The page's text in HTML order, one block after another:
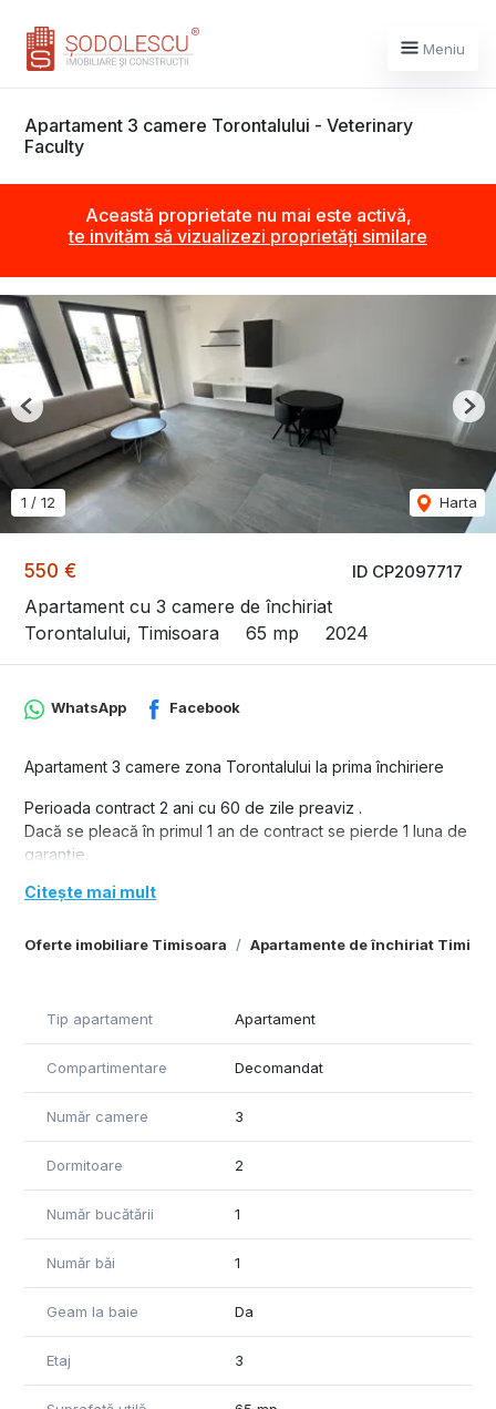
Meniu
Apartament 3 camere Torontalului - Veterinary
Faculty
Această proprietate nu mai este activă,
te invităm să vizualizezi proprietăți similare
ID CP2097717
550 €
Apartament cu 3 camere de închiriat
Torontalului, Timisoara
65 mp 2024
1 / 12 Harta
Previous
Oferte imobiliare Timisoara Apartamente de închiriat
WhatsApp Facebook
Apartament 3 camere zona Torontalului la prima închiriere
Perioada contract 2 ani cu 60 de zile preaviz .
Dacă se pleacă în primul 1 an de contract se pierde 1 luna de
garanție
La semnare se achita 2 luni garantie sau 3 luni garantie dacă
Loc de parcare exterior sau în subteran se achita extra cost .
Citește mai mult
Tip apartament Apartament
Compartimentare Decomandat
Număr camere 3
Dormitoare 2
Număr bucătării 1
Număr băi 1
Geam la baie Da
Etaj 3